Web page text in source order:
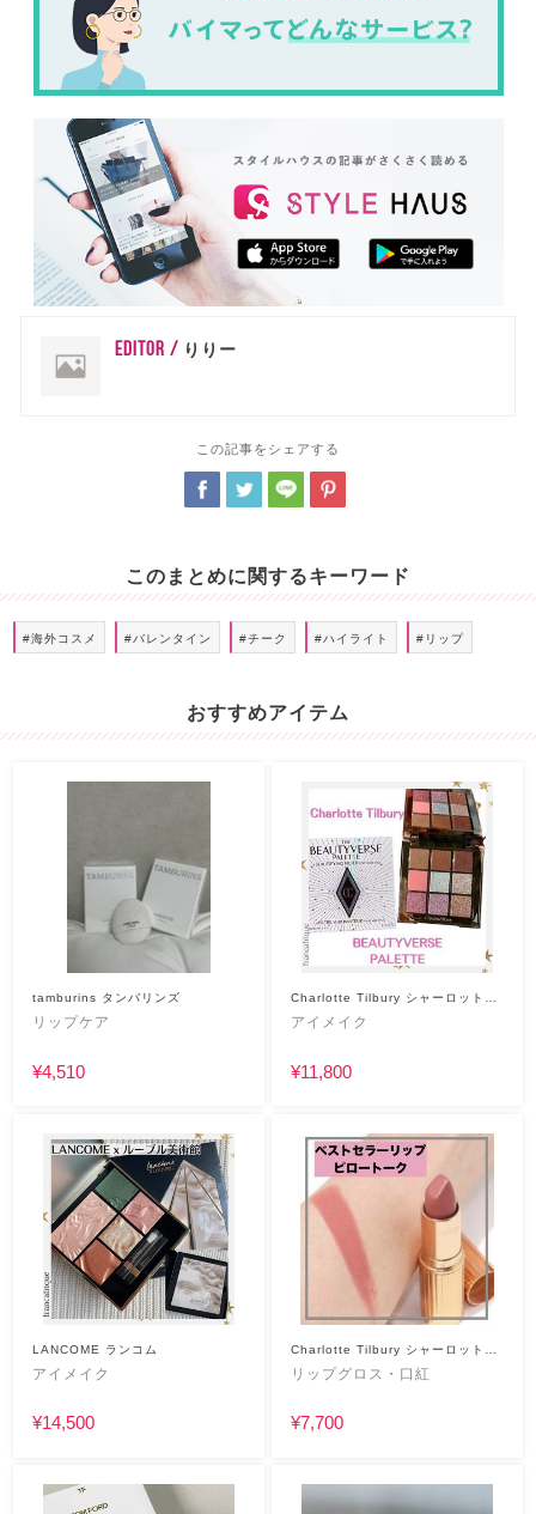
EDITOR / りりー
この記事をシェアする
このまとめに関するキーワード
#海外コスメ #バレンタイン #チーク #ハイライト #リップ
おすすめアイテム
tamburins タンバリンズ
リップケア
¥4,510
Charlotte Tilbury シャーロット・
ティルブリー
アイメイク
¥11,800
LANCOME ランコム
アイメイク
¥14,500
Charlotte Tilbury シャーロット・
ティルブリー
リップグロス・口紅
¥7,700